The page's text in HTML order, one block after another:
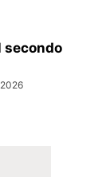
secondo